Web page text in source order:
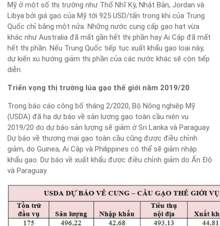
Mỹ ở một số thị trường như Thổ Nhĩ Kỳ, Nhật Bản, Jordan và
Libya bởi giá gạo của Mỹ tới 925 USD/tấn trong khi của Trung
Quốc chỉ bằng một nửa. Những nước cung cấp gạo hạt vừa
khác như Australia đã mất gần hết thị phần hay Ai Cập đã mất
hết thị phần. Nếu Trung Quốc tiếp tục xuất khẩu gạo loại này,
dự kiến xu hướng giảm thị phần của các nước khác sẽ còn tiếp
diễn.
Triển vọng thị trường lúa gạo thế giới năm 2019/20
Trong báo cáo công bố tháng 2/2020, Bộ Nông nghiệp Mỹ
(USDA) đã hạ dự báo về sản lượng gạo toàn cầu niên vụ
2019/20 do dự báo sản lượng sẽ giảm ở Sri Lanka và Paraguay.
Dự báo về thương mại gạo toàn cầu cũng được điều chỉnh
giảm, do Guinea, Ai Cập và Philippines có thể sẽ giảm nhập
khẩu gạo. Dự báo về xuất khẩu được điều chỉnh giảm do Ấn Độ
và Paraguay.